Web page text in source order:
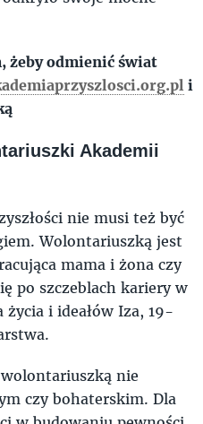
żeby odmienić świat
i
Akademii
nie musi też być
Wolontariuszką jest
mama i żona czy
po szczeblach kariery w
i ideałów Iza, 19-
nie
czy bohaterskim. Dla